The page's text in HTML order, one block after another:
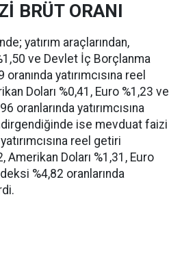
BRÜT ORANI
yatırım araçlarından,
ve Devlet İç Borçlanma
yatırımcısına reel
Doları %0,41, Euro %1,23 ve
oranlarında yatırımcısına
ise mevduat faizi
reel getiri
Amerikan Doları %1,31, Euro
%4,82 oranlarında